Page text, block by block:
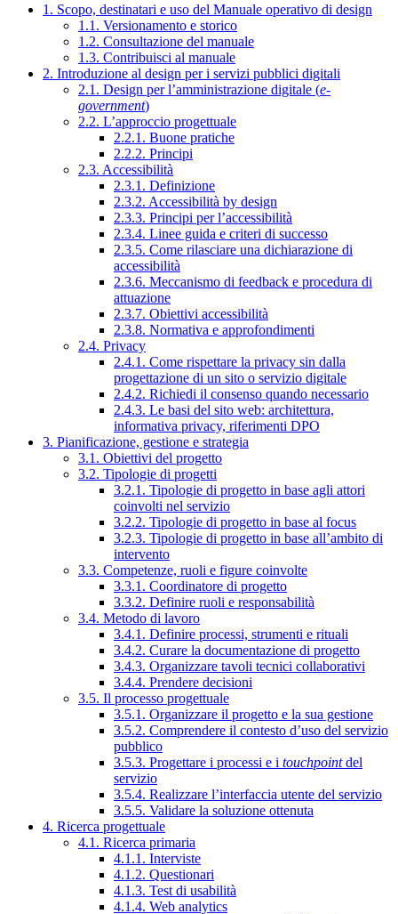
1. Scopo, destinatari e uso del Manuale operativo di design
1.1. Versionamento e storico
1.2. Consultazione del manuale
1.3. Contribuisci al manuale
2. Introduzione al design per i servizi pubblici digitali
2.1. Design per l’amministrazione digitale (e-
government)
2.2. L’approccio progettuale
2.2.1. Buone pratiche
2.2.2. Principi
2.3. Accessibilità
2.3.1. Definizione
2.3.2. Accessibilità by design
2.3.3. Principi per l’accessibilità
2.3.4. Linee guida e criteri di successo
2.3.5. Come rilasciare una dichiarazione di
accessibilità
2.3.6. Meccanismo di feedback e procedura di
attuazione
2.3.7. Obiettivi accessibilità
2.3.8. Normativa e approfondimenti
2.4. Privacy
2.4.1. Come rispettare la privacy sin dalla
progettazione di un sito o servizio digitale
2.4.2. Richiedi il consenso quando necessario
2.4.3. Le basi del sito web: architettura,
informativa privacy, riferimenti DPO
3. Pianificazione, gestione e strategia
3.1. Obiettivi del progetto
3.2. Tipologie di progetti
3.2.1. Tipologie di progetto in base agli attori
coinvolti nel servizio
3.2.2. Tipologie di progetto in base al focus
3.2.3. Tipologie di progetto in base all’ambito di
intervento
3.3. Competenze, ruoli e figure coinvolte
3.3.1. Coordinatore di progetto
3.3.2. Definire ruoli e responsabilità
3.4. Metodo di lavoro
3.4.1. Definire processi, strumenti e rituali
3.4.2. Curare la documentazione di progetto
3.4.3. Organizzare tavoli tecnici collaborativi
3.4.4. Prendere decisioni
3.5. Il processo progettuale
3.5.1. Organizzare il progetto e la sua gestione
3.5.2. Comprendere il contesto d’uso del servizio
pubblico
3.5.3. Progettare i processi e i touchpointdel
servizio
3.5.4. Realizzare l’interfaccia utente del servizio
3.5.5. Validare la soluzione ottenuta
4. Ricerca progettuale
4.1. Ricerca primaria
4.1.1. Interviste
4.1.2. Questionari
4.1.3. Test di usabilità
4.1.4. Web analytics